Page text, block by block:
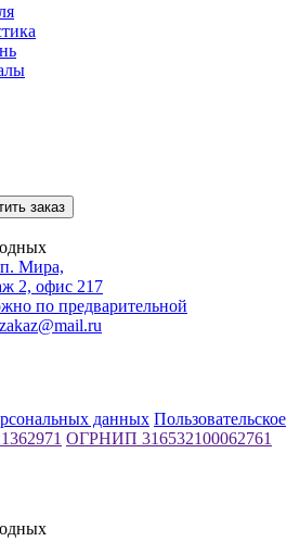
заказ
Мира,
2, офис 217
по предварительной
данных Пользовательское
ОГРНИП 316532100062761